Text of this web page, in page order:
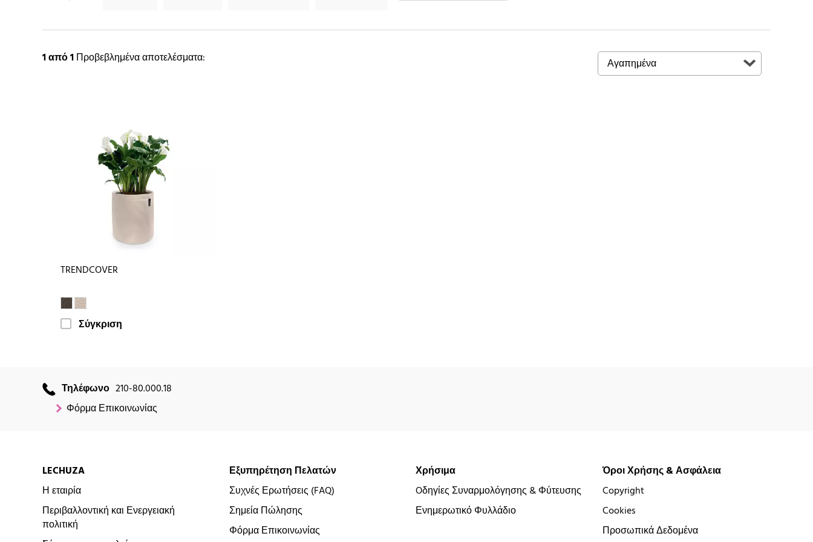
1από 1Προβεβλημένα αποτελέσματα:
TRENDCOVER
Σύγκριση
Τηλέφωνο 210-80.000.18
Φόρμα Επικοινωνίας
LECHUZA
Η εταιρία
Περιβαλλοντική και Ενεργειακή
πολιτική
Εξυπηρέτηση Πελατών
Συχνές Ερωτήσεις (FAQ)
Σημεία Πώλησης
Φόρμα Επικοινωνίας
Χρήσιμα
Oδηγίες Συναρμολόγησης & Φύτευσης
Ενημερωτικό Φυλλάδιο
Όροι Χρήσης & Ασφάλεια
Copyright
Cookies
Προσωπικά Δεδομένα